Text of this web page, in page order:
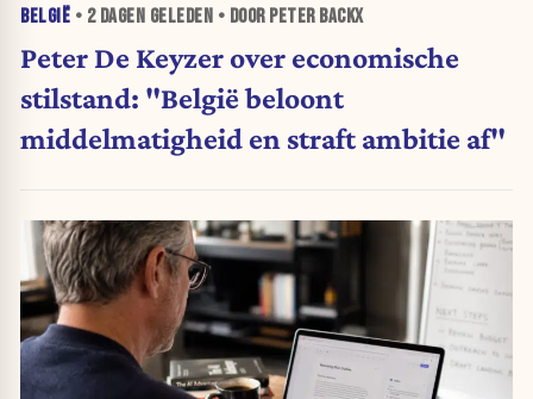
BELGIË • 2 DAGEN GELEDEN • DOOR PETER BACKX
Peter De Keyzer over economische
stilstand: "België beloont
middelmatigheid en straft ambitie af"